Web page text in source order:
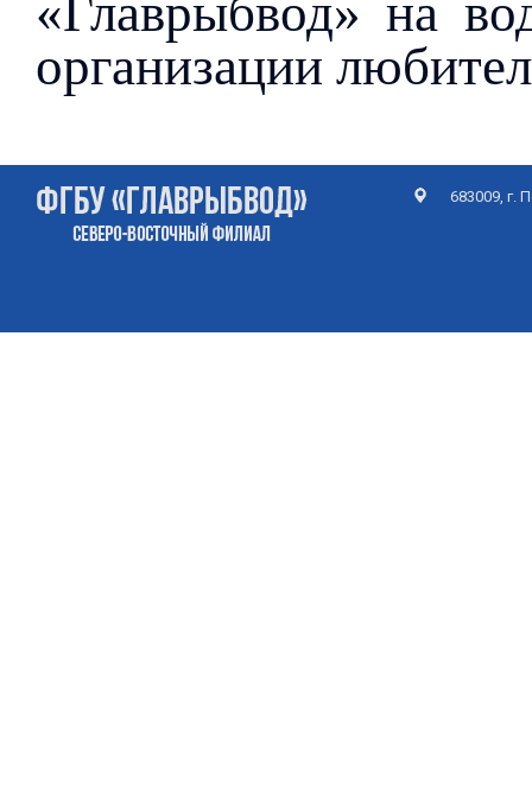
«Главрыбвод» на
организации
683009, г.